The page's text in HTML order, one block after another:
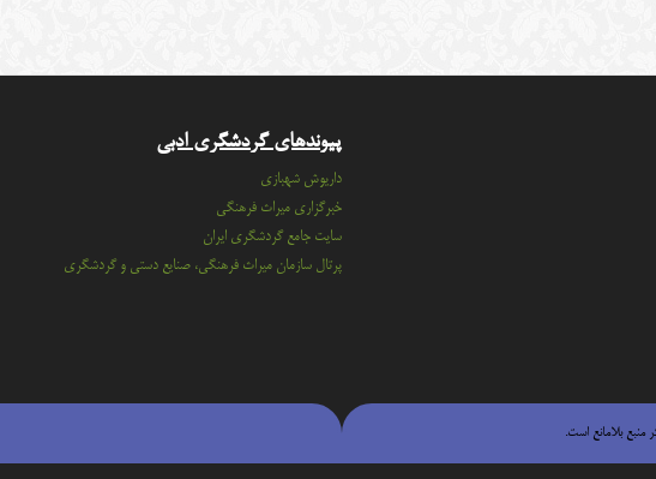
پیوندهای گردشگری ادبی
داریوش شهبازی
خبرگزاری میراث فرهنگی
سايت جامع گردشگري ايران
پرتال سازمان ميراث فرهنگي، صنايع دستي و گردشگري